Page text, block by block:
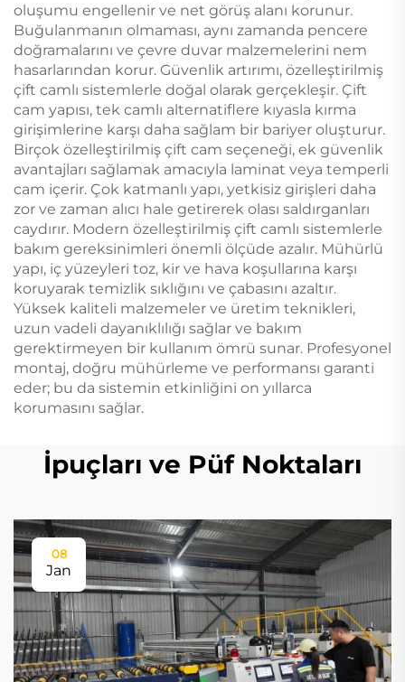
oluşumu engellenir ve net görüş alanı korunur.
Buğulanmanın olmaması, aynı zamanda pencere
doğramalarını ve çevre duvar malzemelerini nem
hasarlarından korur. Güvenlik artırımı, özelleştirilmiş
çift camlı sistemlerle doğal olarak gerçekleşir. Çift
cam yapısı, tek camlı alternatiflere kıyasla kırma
girişimlerine karşı daha sağlam bir bariyer oluşturur.
Birçok özelleştirilmiş çift cam seçeneği, ek güvenlik
avantajları sağlamak amacıyla laminat veya temperli
cam içerir. Çok katmanlı yapı, yetkisiz girişleri daha
zor ve zaman alıcı hale getirerek olası saldırganları
caydırır. Modern özelleştirilmiş çift camlı sistemlerle
bakım gereksinimleri önemli ölçüde azalır. Mühürlü
yapı, iç yüzeyleri toz, kir ve hava koşullarına karşı
koruyarak temizlik sıklığını ve çabasını azaltır.
Yüksek kaliteli malzemeler ve üretim teknikleri,
uzun vadeli dayanıklılığı sağlar ve bakım
gerektirmeyen bir kullanım ömrü sunar. Profesyonel
montaj, doğru mühürleme ve performansı garanti
eder; bu da sistemin etkinliğini on yıllarca
korumasını sağlar.
İpuçları ve Püf Noktaları
08
Jan